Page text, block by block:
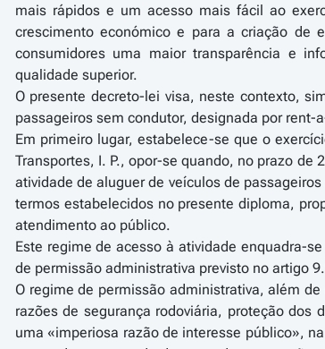
mais rápidos e um acesso mais fácil ao
crescimento económico e para a criação de
consumidores uma maior transparência e
qualidade superior.
O presente decreto-lei visa, neste contexto,
passageiros sem condutor, designada por
Em primeiro lugar, estabelece-se que o
Transportes, I. P., opor-se quando, no prazo
atividade de aluguer de veículos de
termos estabelecidos no presente diploma,
atendimento ao público.
Este regime de acesso à atividade enquadra-
de permissão administrativa previsto no artigo
O regime de permissão administrativa, além
razões de segurança rodoviária, proteção
uma «imperiosa razão de interesse público»,